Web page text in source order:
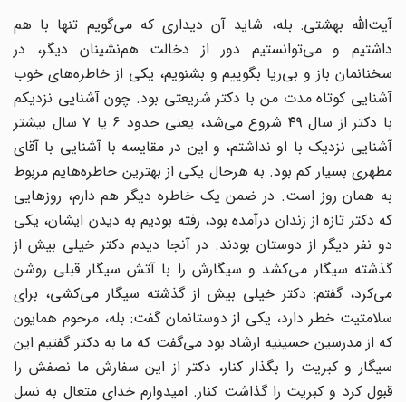
آیت‌الله بهشتی: بله، شاید آن دیداری که می‌گویم تنها با هم
داشتیم و می‌توانستیم دور از دخالت هم‌نشینان دیگر، در
سخنانمان باز و بی‌ریا بگوییم و بشنویم، یکی از خاطره‌های خوب
آشنایی کوتاه مدت من با دکتر شریعتی بود. چون آشنایی نزدیکم
با دکتر از سال ۴۹ شروع می‌شد، یعنی حدود ۶ یا ۷ سال بیشتر
آشنایی نزدیک با او نداشتم، و این در مقایسه با آشنایی با آقای
مطهری بسیار کم بود. به هرحال یکی از بهترین خاطره‌هایم مربوط
به همان روز است. در ضمن یک خاطره دیگر هم دارم، روزهایی
که دکتر تازه از زندان درآمده بود، رفته بودیم به دیدن ایشان، یکی
دو نفر دیگر از دوستان بودند. در آنجا دیدم دکتر خیلی بیش از
گذشته سیگار می‌کشد و سیگارش را با آتش سیگار قبلی روشن
می‌کرد، گفتم: دکتر خیلی بیش از گذشته سیگار می‌کشی، برای
سلامتیت خطر دارد، یکی از دوستانمان گفت: بله، مرحوم همایون
که از مدرسین حسینیه ارشاد بود می‌گفت که ما به دکتر گفتیم این
سیگار و کبریت را بگذار کنار، دکتر از این سفارش ما نصفش را
قبول کرد و کبریت را گذاشت کنار. امیدوارم خدای متعال به نسل